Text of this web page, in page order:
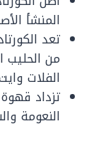
المنشأ
تعد
من الحليب
الفلات
تزداد
النعومة